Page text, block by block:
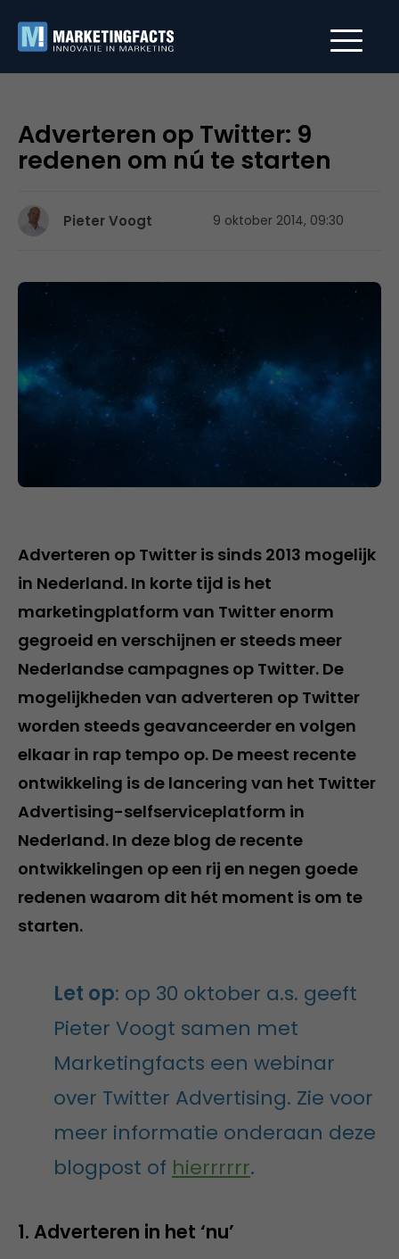
Adverteren op Twitter: 9
redenen om nú te starten
Pieter Voogt 9 oktober 2014, 09:30
Adverteren op Twitter is sinds 2013 mogelijk
in Nederland. In korte tijd is het
marketingplatform van Twitter enorm
gegroeid en verschijnen er steeds meer
Nederlandse campagnes op Twitter. De
mogelijkheden van adverteren op Twitter
worden steeds geavanceerder en volgen
elkaar in rap tempo op. De meest recente
ontwikkeling is de lancering van het Twitter
Advertising-selfserviceplatform in
Nederland. In deze blog de recente
ontwikkelingen op een rij en negen goede
redenen waarom dit hét moment is om te
starten.
Let op: op 30 oktober a.s. geeft
Pieter Voogt samen met
Marketingfacts een webinar
over Twitter Advertising. Zie voor
meer informatie onderaan deze
blogpost of hierrrrrr.
1. Adverteren in het ‘nu’